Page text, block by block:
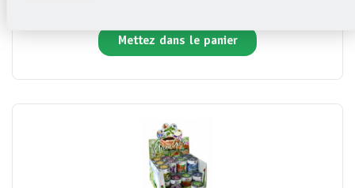
Mettez dans le panier